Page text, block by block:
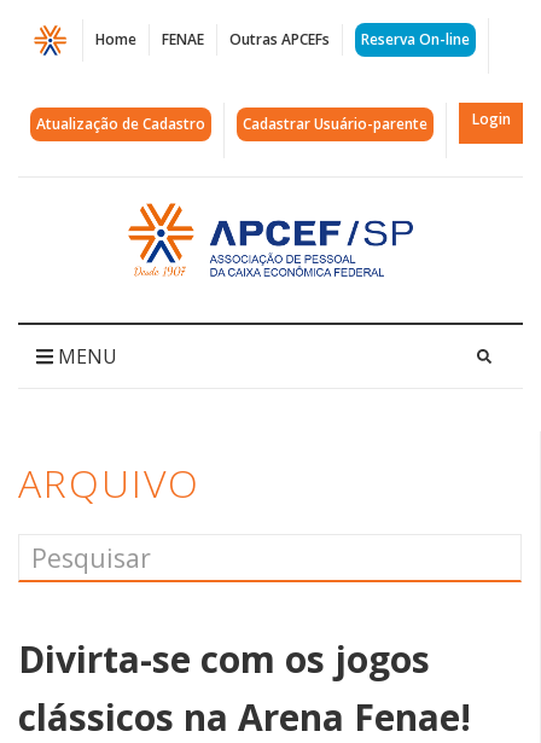
Página
Arquivos
jogos
APCEF/SP
Home FENAE Outras APCEFs Reserva On-line
Atualização de Cadastro Cadastrar Usuário-parente Login
Acessar
página
inicial
MENU
ARQUIVO
Divirta-se com os jogos
clássicos na Arena Fenae!